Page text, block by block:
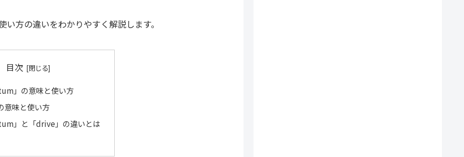
い方の違いをわかりやすく解説します。
目次
」の意味と使い方
意味と使い方
」と「drive」の違いとは